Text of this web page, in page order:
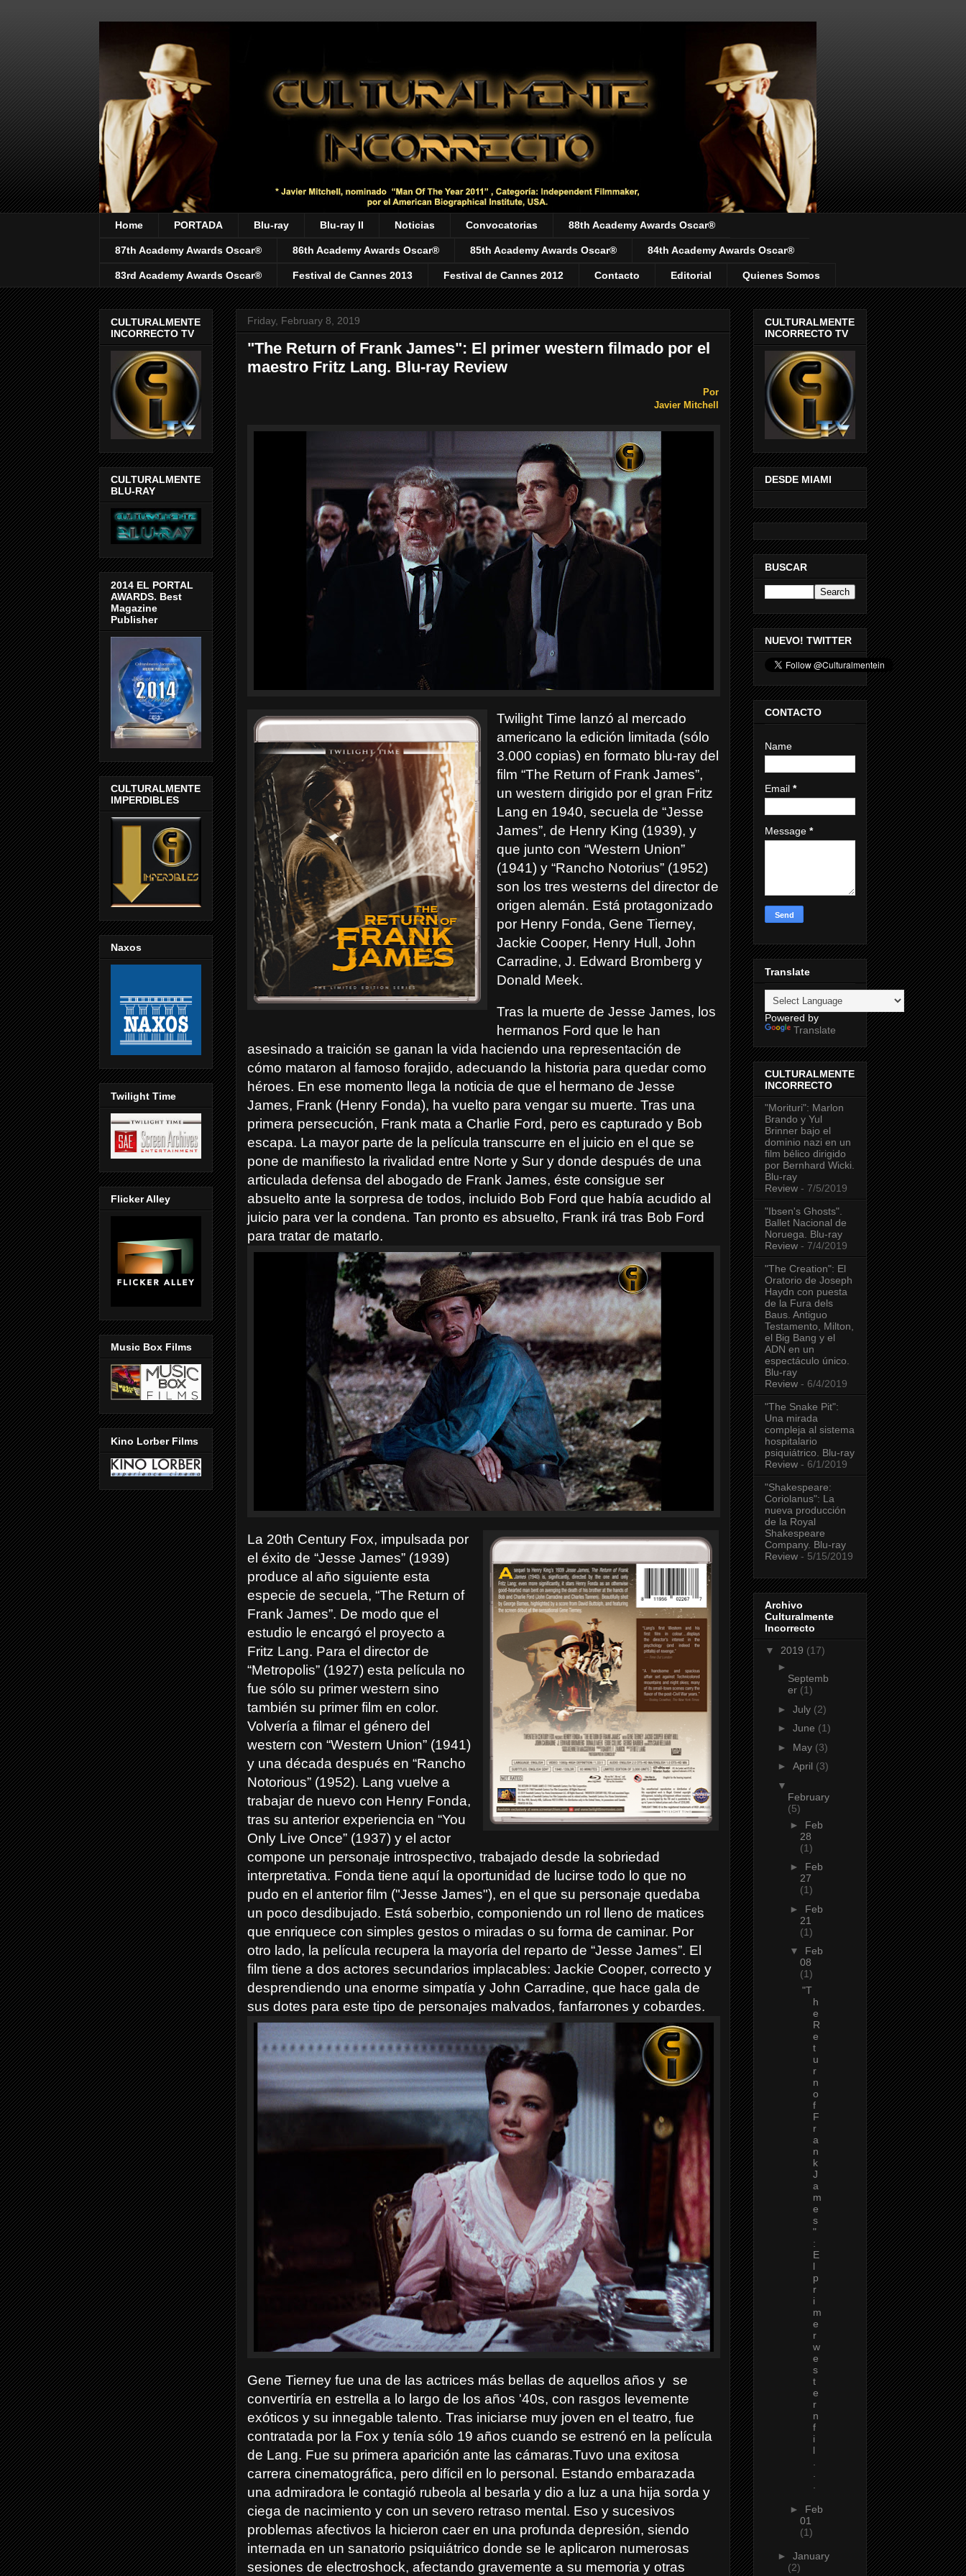
Home PORTADA Blu-ray Blu-ray II Noticias Convocatorias 88th Academy Awards Oscar®
87th Academy Awards Oscar® 86th Academy Awards Oscar® 85th Academy Awards Oscar® 84th Academy Awards Oscar®
83rd Academy Awards Oscar® Festival de Cannes 2013 Festival de Cannes 2012 Contacto Editorial Quienes Somos
Friday, February 8, 2019
"The Return of Frank James": El primer western filmado por el
maestro Fritz Lang. Blu-ray Review
Por
Javier Mitchell
Twilight Time lanzó al mercado
americano la edición limitada (sólo
3.000 copias) en formato blu-ray del
film “The Return of Frank James”,
un western dirigido por el gran Fritz
Lang en 1940, secuela de “Jesse
James”, de Henry King (1939), y
que junto con “Western Union”
(1941) y “Rancho Notorius” (1952)
son los tres westerns del director de
origen alemán. Está protagonizado
por Henry Fonda, Gene Tierney,
Jackie Cooper, Henry Hull, John
Carradine, J. Edward Bromberg y
Donald Meek.
Tras la muerte de Jesse James, los
hermanos Ford que le han
asesinado a traición se ganan la vida haciendo una representación de
cómo mataron al famoso forajido, adecuando la historia para quedar como
héroes. En ese momento llega la noticia de que el hermano de Jesse
James, Frank (Henry Fonda), ha vuelto para vengar su muerte. Tras una
primera persecución, Frank mata a Charlie Ford, pero es capturado y Bob
escapa. La mayor parte de la película transcurre en el juicio en el que se
pone de manifiesto la rivalidad entre Norte y Sur y donde después de una
articulada defensa del abogado de Frank James, éste consigue ser
absuelto ante la sorpresa de todos, incluido Bob Ford que había acudido al
juicio para ver la condena. Tan pronto es absuelto, Frank irá tras Bob Ford
para tratar de matarlo.
La 20th Century Fox, impulsada por
el éxito de “Jesse James” (1939)
produce al año siguiente esta
especie de secuela, “The Return of
Frank James”. De modo que el
estudio le encargó el proyecto a
Fritz Lang. Para el director de
“Metropolis” (1927) esta película no
fue sólo su primer western sino
también su primer film en color.
Volvería a filmar el género del
western con “Western Union” (1941)
y una década después en “Rancho
Notorious” (1952). Lang vuelve a
trabajar de nuevo con Henry Fonda,
tras su anterior experiencia en “You
Only Live Once” (1937) y el actor
compone un personaje introspectivo, trabajado desde la sobriedad
interpretativa. Fonda tiene aquí la oportunidad de lucirse todo lo que no
pudo en el anterior film ("Jesse James"), en el que su personaje quedaba
un poco desdibujado. Está soberbio, componiendo un rol lleno de matices
que enriquece con simples gestos o miradas o su forma de caminar. Por
otro lado, la película recupera la mayoría del reparto de “Jesse James”. El
film tiene a dos actores secundarios implacables: Jackie Cooper, correcto y
desprendiendo una enorme simpatía y John Carradine, que hace gala de
sus dotes para este tipo de personajes malvados, fanfarrones y cobardes.
Gene Tierney fue una de las actrices más bellas de aquellos años y se
convertiría en estrella a lo largo de los años '40s, con rasgos levemente
exóticos y su innegable talento. Tras iniciarse muy joven en el teatro, fue
contratada por la Fox y tenía sólo 19 años cuando se estrenó en la película
de Lang. Fue su primera aparición ante las cámaras.Tuvo una exitosa
carrera cinematográfica, pero difícil en lo personal. Estando embarazada
una admiradora le contagió rubeola al besarla y dio a luz a una hija sorda y
ciega de nacimiento y con un severo retraso mental. Eso y sucesivos
problemas afectivos la hicieron caer en una profunda depresión, siendo
internada en un sanatorio psiquiátrico donde se le aplicaron numerosas
sesiones de electroshock, afectando gravemente a su memoria y otras
CULTURALMENTE
INCORRECTO TV
CULTURALMENTE
BLU-RAY
2014 EL PORTAL
AWARDS. Best
Magazine
Publisher
CULTURALMENTE
IMPERDIBLES
Naxos
Twilight Time
Flicker Alley
Music Box Films
Kino Lorber Films
CULTURALMENTE
INCORRECTO TV
DESDE MIAMI
BUSCAR
NUEVO! TWITTER
CONTACTO
Name
Email *
Message *
Translate
Powered by
Translate
CULTURALMENTE
INCORRECTO
"Morituri": Marlon
Brando y Yul
Brinner bajo el
dominio nazi en un
film bélico dirigido
por Bernhard Wicki.
Blu-ray
Review - 7/5/2019
"Ibsen's Ghosts".
Ballet Nacional de
Noruega. Blu-ray
Review - 7/4/2019
"The Creation": El
Oratorio de Joseph
Haydn con puesta
de la Fura dels
Baus. Antiguo
Testamento, Milton,
el Big Bang y el
ADN en un
espectáculo único.
Blu-ray
Review - 6/4/2019
"The Snake Pit":
Una mirada
compleja al sistema
hospitalario
psiquiátrico. Blu-ray
Review - 6/1/2019
"Shakespeare:
Coriolanus": La
nueva producción
de la Royal
Shakespeare
Company. Blu-ray
Review - 5/15/2019
Archivo
Culturalmente
Incorrecto
▼ 2019 (17)
►
Septemb
er (1)
► July (2)
► June (1)
► May (3)
► April (3)
▼
February
(5)
► Feb
28
(1)
► Feb
27
(1)
► Feb
21
(1)
▼ Feb
08
(1)
"T
h
e
R
e
t
u
r
n
o
f
F
r
a
n
k
J
a
m
e
s
"
:
E
l
p
r
i
m
e
r
w
e
s
t
e
r
n
f
i
l
.
.
.
► Feb
01
(1)
► January
(2)